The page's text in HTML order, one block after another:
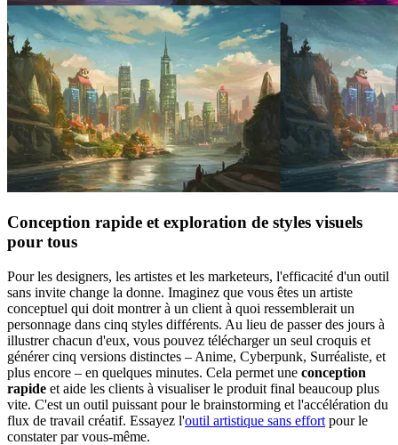
Conception rapide et exploration de styles visuels
pour tous
Pour les designers, les artistes et les marketeurs, l'efficacité d'un outil
sans invite change la donne. Imaginez que vous êtes un artiste
conceptuel qui doit montrer à un client à quoi ressemblerait un
personnage dans cinq styles différents. Au lieu de passer des jours à
illustrer chacun d'eux, vous pouvez télécharger un seul croquis et
générer cinq versions distinctes – Anime, Cyberpunk, Surréaliste, et
plus encore – en quelques minutes. Cela permet une conception
rapide et aide les clients à visualiser le produit final beaucoup plus
vite. C'est un outil puissant pour le brainstorming et l'accélération du
flux de travail créatif. Essayez l'outil artistique sans effort pour le
constater par vous-même.